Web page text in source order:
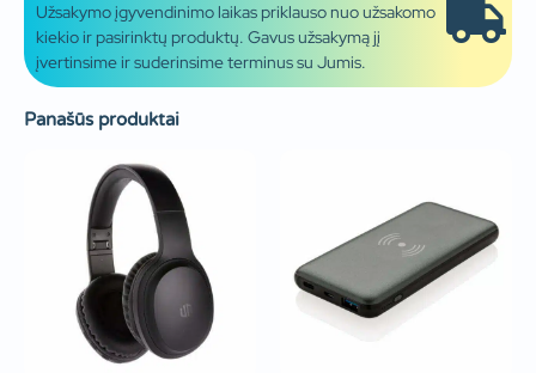
Užsakymo įgyvendinimo laikas priklauso nuo užsakomo
kiekio ir pasirinktų produktų. Gavus užsakymą jį
įvertinsime ir suderinsime terminus su Jumis.
Panašūs produktai